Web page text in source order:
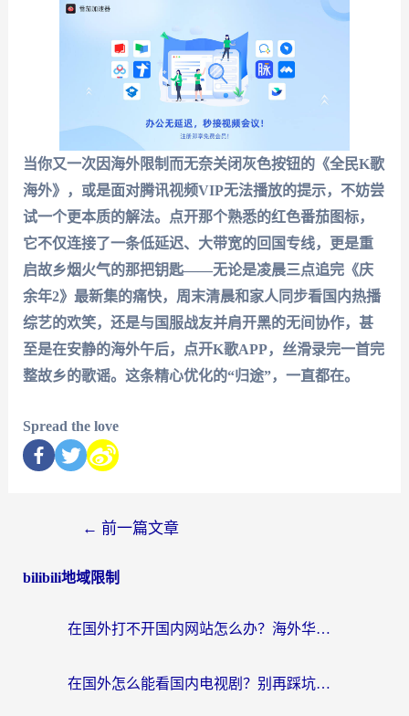
当你又一次因海外限制而无奈关闭灰色按钮的《全民K歌
海外》，或是面对腾讯视频VIP无法播放的提示，不妨尝
试一个更本质的解法。点开那个熟悉的红色番茄图标，
它不仅连接了一条低延迟、大带宽的回国专线，更是重
启故乡烟火气的那把钥匙——无论是凌晨三点追完《庆
余年2》最新集的痛快，周末清晨和家人同步看国内热播
综艺的欢笑，还是与国服战友并肩开黑的无间协作，甚
至是在安静的海外午后，点开K歌APP，丝滑录完一首完
整故乡的歌谣。这条精心优化的“归途”，一直都在。
Spread the love
← 前一篇文章
bilibili地域限制
在国外打不开国内网站怎么办？海外华人亲测的回国加速器选择指南
在国外怎么能看国内电视剧？别再踩坑！这篇给你真实解决方案